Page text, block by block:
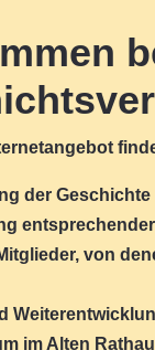
der
von
im Alten